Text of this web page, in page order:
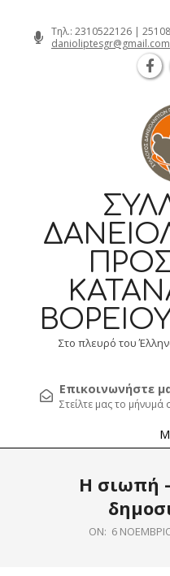
Τηλ.: 2310522126 |
danioliptesgr@gmail.com
Στο πλευρό του
Επικοινωνήστε
Στείλτε μας το
Navigation
Η σιωπή
ON: 6